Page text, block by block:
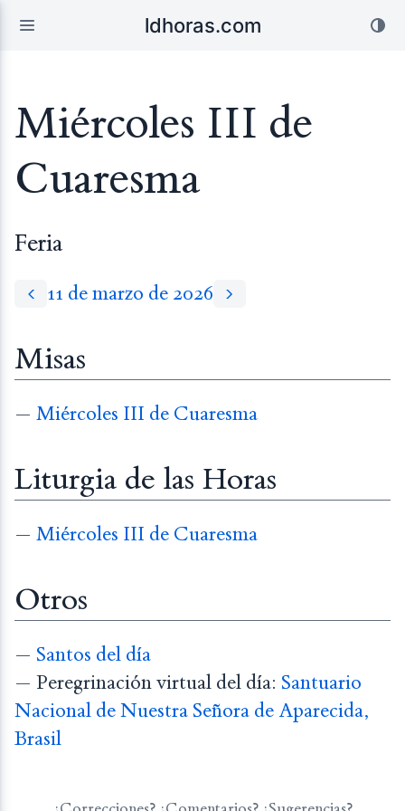
ldhoras.com
Miércoles III de
Cuaresma
Feria
11 de marzo de 2026
Misas
— Miércoles III de Cuaresma
Liturgia de las Horas
— Miércoles III de Cuaresma
Otros
— Santos del día
— Peregrinación virtual del día: Santuario
Nacional de Nuestra Señora de Aparecida,
Brasil